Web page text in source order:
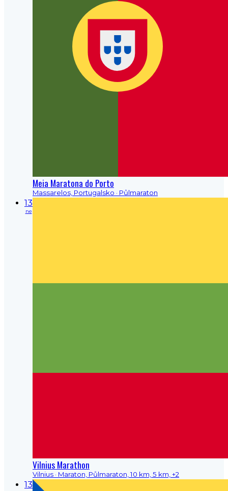
Meia Maratona do Porto
Massarelos, Portugalsko · Půlmaraton
13
ne
Vilnius Marathon
Vilnius · Maraton, Půlmaraton, 10 km, 5 km, +2
13